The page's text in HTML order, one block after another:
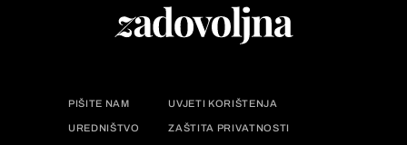
PIŠITE NAM UVJETI KORIŠTENJA
UREDNIŠTVO ZAŠTITA PRIVATNOSTI